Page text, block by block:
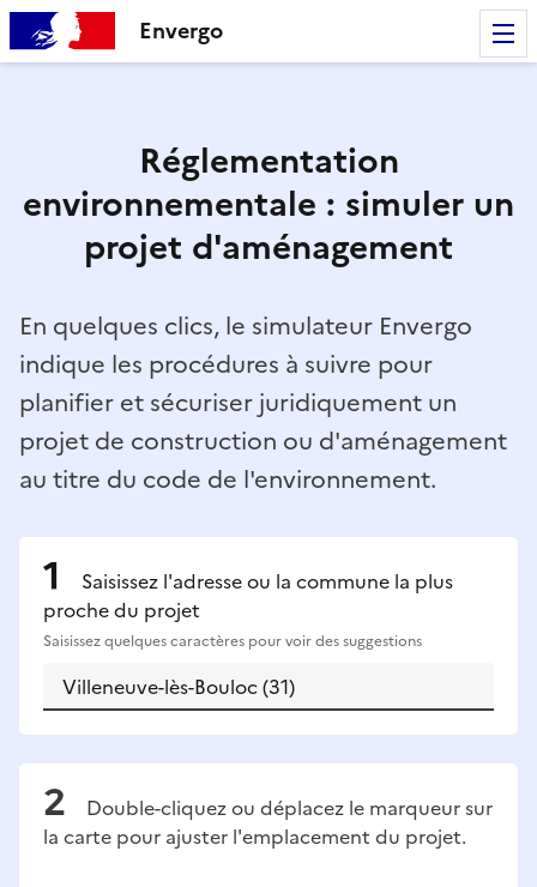
Envergo
Réglementation
environnementale : simuler un
projet d'aménagement
En quelques clics, le simulateur Envergo
indique les procédures à suivre pour
planifier et sécuriser juridiquement un
projet de construction ou d'aménagement
au titre du code de l'environnement.
Saisissez l'adresse ou la commune la plus
proche du projet
Saisissez quelques caractères pour voir des suggestions
Double-cliquez ou déplacez le marqueur sur
la carte pour ajuster l'emplacement du projet.